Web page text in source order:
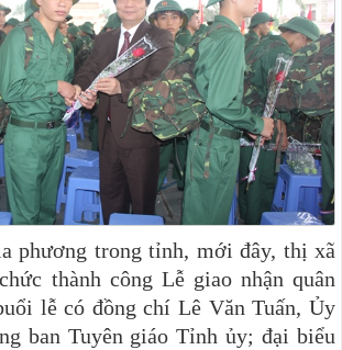
phương trong tỉnh, mới đây, thị xã
thành công Lễ giao nhận quân
lễ có đồng chí Lê Văn Tuấn, Ủy
ban Tuyên giáo Tỉnh ủy; đại biểu